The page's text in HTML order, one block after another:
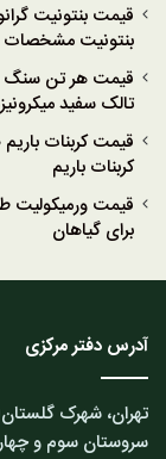
بنتونیت
تالک سفید
کربنات باریم
برای گیاهان
آدرس دفتر مرکزی
تهران، شهرک
سروستان سوم و